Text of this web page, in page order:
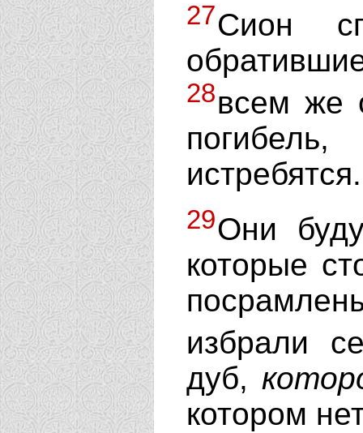
27Сион
28всем же
истребятся.
29Они
которые
избрали
дуб,
котором